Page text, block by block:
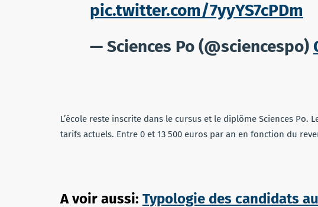
pic.twitter.com/7yyYS7cPDm
— Sciences Po (@sciencespo)
L’école reste inscrite dans le cursus et le diplôme Sciences
tarifs actuels. Entre 0 et 13 500 euros par an en fonction du
A voir aussi: Typologie des candidats